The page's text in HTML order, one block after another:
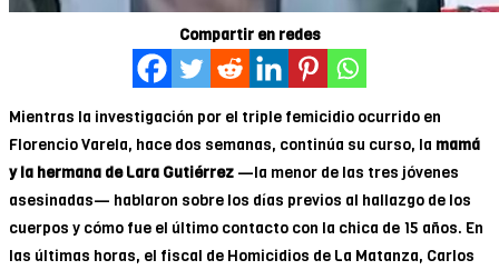
Compartir en redes
Mientras la investigación por el triple femicidio ocurrido en
Florencio Varela, hace dos semanas, continúa su curso, la mamá
y la hermana de Lara Gutiérrez —la menor de las tres jóvenes
asesinadas— hablaron sobre los días previos al hallazgo de los
cuerpos y cómo fue el último contacto con la chica de 15 años. En
las últimas horas, el fiscal de Homicidios de La Matanza, Carlos